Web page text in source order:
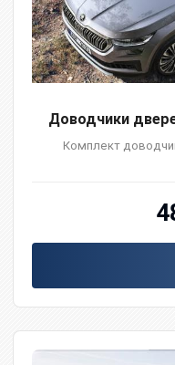
Доводчики
Комплект